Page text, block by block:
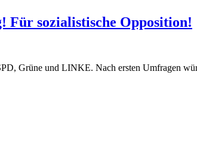
Für sozialistische Opposition!
Grüne und LINKE. Nach ersten Umfragen